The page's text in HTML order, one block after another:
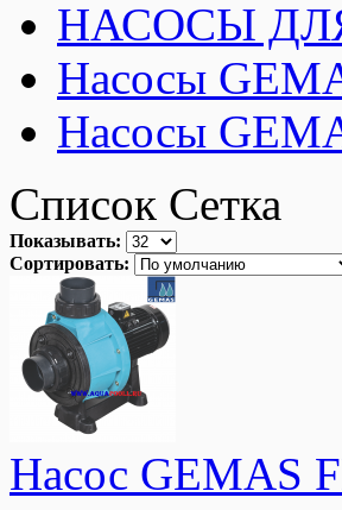
НАСОСЫ
Насосы
Насосы
Список Сетка
Показывать:
Сортировать:
Насос GEMAS